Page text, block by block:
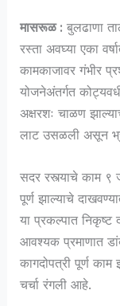
मासरूळ : बुलढाणा
रस्ता अवघ्या एका
कामकाजावर गंभीर
योजनेअंतर्गत
अक्षरशः चाळण
लाट उसळली असून
सदर रस्त्याचे काम
पूर्ण झाल्याचे
या प्रकल्पात निकृष्ट
आवश्यक प्रमाणात
कागदोपत्री पूर्ण काम
चर्चा रंगली आहे.